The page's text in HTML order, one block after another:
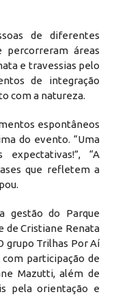
de diferentes
percorreram áreas
e travessias pelo
de integração
com a natureza.
espontâneos
do evento. “Uma
expectativas!”, “A
que refletem a
gestão do Parque
de Cristiane Renata
grupo Trilhas Por Aí
participação de
Mazutti, além de
pela orientação e